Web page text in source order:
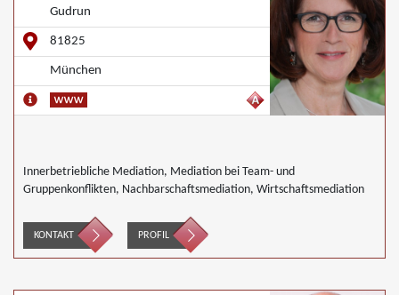
Gudrun
81825
München
Innerbetriebliche Mediation, Mediation bei Team- und
Gruppenkonflikten, Nachbarschaftsmediation, Wirtschaftsmediation
KONTAKT PROFIL